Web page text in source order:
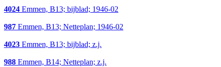
4024 Emmen, B13; bijblad; 1946-02
987 Emmen, B13; Netteplan; 1946-02
4023 Emmen, B13; bijblad; z.j.
988 Emmen, B14; Netteplan; z.j.